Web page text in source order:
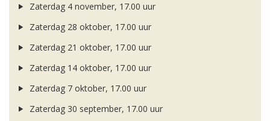
Zaterdag 4 november, 17.00 uur
Zaterdag 28 oktober, 17.00 uur
Zaterdag 21 oktober, 17.00 uur
Zaterdag 14 oktober, 17.00 uur
Zaterdag 7 oktober, 17.00 uur
Zaterdag 30 september, 17.00 uur